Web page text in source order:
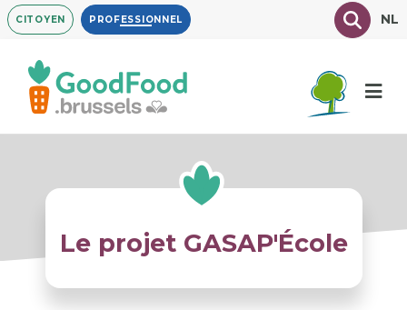
Aller
au
contenu
principal
CITOYEN PROFESSIONNEL TexteNL
Le projet GASAP'École